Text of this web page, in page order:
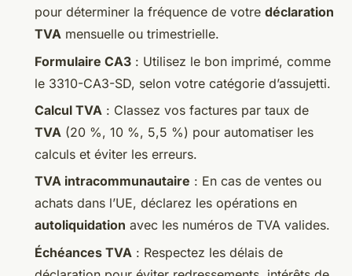
Orion•14/04/2026 10:29 •9 min de lecture
pour déterminer la fréquence de votre déclaration
TVA mensuelle ou trimestrielle.
Formulaire CA3 : Utilisez le bon imprimé, comme
le 3310-CA3-SD, selon votre catégorie d’assujetti.
Calcul TVA : Classez vos factures par taux de
TVA (20 %, 10 %, 5,5 %) pour automatiser les
calculs et éviter les erreurs.
TVA intracommunautaire : En cas de ventes ou
achats dans l’UE, déclarez les opérations en
autoliquidation avec les numéros de TVA valides.
Échéances TVA : Respectez les délais de